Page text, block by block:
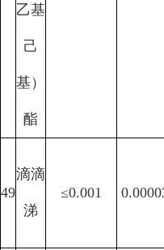
乙基
己
基）
酯
49
滴滴
涕
≤0.001